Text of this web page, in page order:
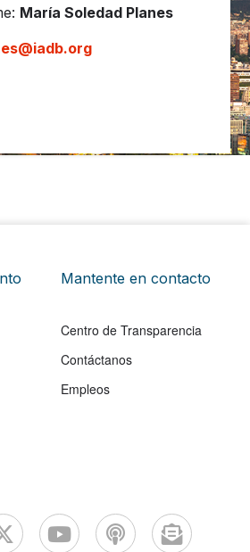
María Soledad Planes
Mantente en contacto
Centro de Transparencia
Contáctanos
Empleos